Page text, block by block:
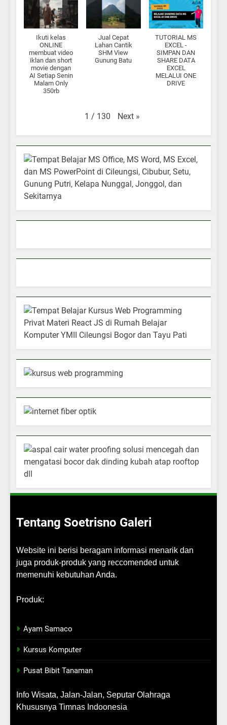
Ikuti kelas
ONLINE
membuat video
iklan dan short
movie dengan
AI Setiap Senin
Malam Only
350rb
Jual Cepat
Lahan Cantik
SHM View
Gunung Batu
TUTORIAL MS
EXCEL -
SIMPAN DAN
SHARE DATA
EXCEL
MELALUI ONE
DRIVE
1 / 130 Next »
Tentang Soetrisno Galeri
Website ini berisi beragam informasi menarik dan
juga produk-produk yang reccomended untuk
memenuhi kebutuhan Anda.
Produk:
Ayam Samaco
Kursus Komputer
Pusat Bibit Tanaman
Info Wisata, Jalan-Jalan, Seputar Olahraga
Khususnya Timnas Indoonesia